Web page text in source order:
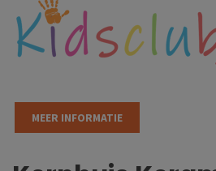
MEER INFORMATIE